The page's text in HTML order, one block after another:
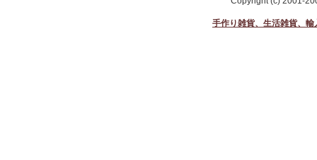
手作り雑貨、生活雑貨、